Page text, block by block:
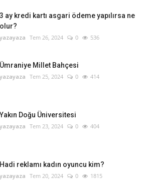
3 ay kredi kartı asgari ödeme yapılırsa ne
olur?
yazayaza Tem 26, 2024 0 536
Ümraniye Millet Bahçesi
yazayaza Tem 25, 2024 0 414
Yakın Doğu Üniversitesi
yazayaza Tem 23, 2024 0 404
Hadi reklamı kadın oyuncu kim?
yazayaza Tem 20, 2024 0 1815